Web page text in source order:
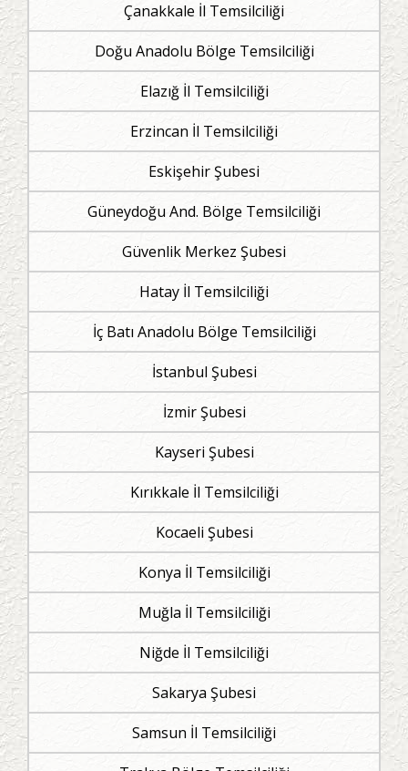
Çanakkale İl Temsilciliği
Doğu Anadolu Bölge Temsilciliği
Elazığ İl Temsilciliği
Erzincan İl Temsilciliği
Eskişehir Şubesi
Güneydoğu And. Bölge Temsilciliği
Güvenlik Merkez Şubesi
Hatay İl Temsilciliği
İç Batı Anadolu Bölge Temsilciliği
İstanbul Şubesi
İzmir Şubesi
Kayseri Şubesi
Kırıkkale İl Temsilciliği
Kocaeli Şubesi
Konya İl Temsilciliği
Muğla İl Temsilciliği
Niğde İl Temsilciliği
Sakarya Şubesi
Samsun İl Temsilciliği